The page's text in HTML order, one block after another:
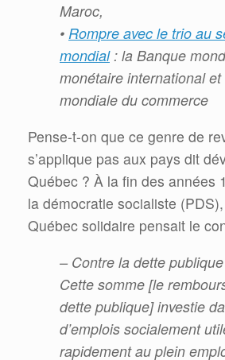
Maroc,
• Rompre avec le trio au
mondial: la Banque
monétaire internationalet
mondiale du commerce
Pense-t-on que ce genre de
s’applique pas aux pays dit
Québec ? À la fin des années
la démocratie socialiste
Québec solidaire pensait le
– Contre la dette publique
Cette somme [le
dette publique] investie
d’emplois socialement
rapidement au plein